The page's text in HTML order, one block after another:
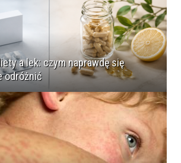
a lek: czym naprawdę się
odróżnić